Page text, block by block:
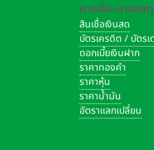
ที่ตั้งโครงการ ซอยขุมทอง-
การเงิน-การลง
สินเชื่อเงินสด
บัตรเครดิต / บัตรเ
ดอกเบี้ยเงินฝาก
ราคาทองคำ
ราคาหุ้น
ราคาน้ำมัน
อัตราแลกเปลี่ยน